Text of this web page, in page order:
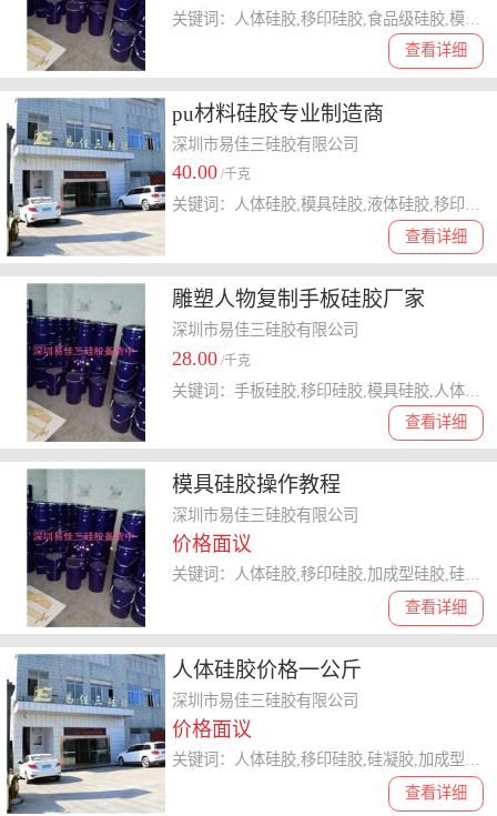
查看详细
pu材料硅胶专业制造商
深圳市易佳三硅胶有限公司
40.00 /千克
查看详细
关键词：人体硅胶,模具硅胶,液体硅胶,移印硅胶,加成型硅胶
雕塑人物复制手板硅胶厂家
深圳市易佳三硅胶有限公司
28.00 /千克
查看详细
模具硅胶操作教程
深圳市易佳三硅胶有限公司
价格面议
查看详细
人体硅胶价格一公斤
深圳市易佳三硅胶有限公司
价格面议
查看详细